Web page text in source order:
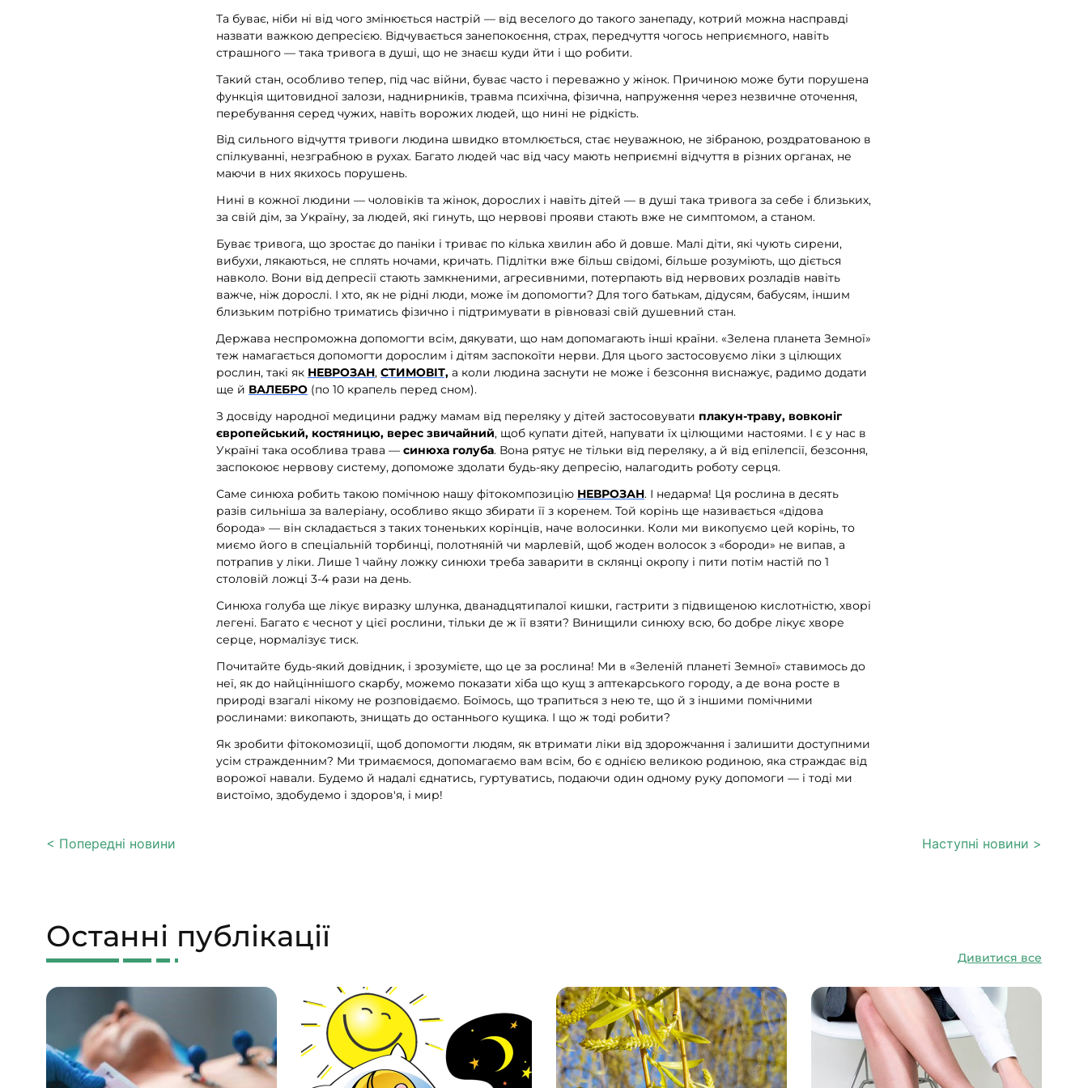
Та буває, ніби ні від чого змінюється настрій — від веселого до такого занепаду, котрий можна насправді
назвати важкою депресією. Відчувається занепокоєння, страх, передчуття чогось неприємного, навіть
страшного — така тривога в душі, що не знаєш куди йти і що робити.
Такий стан, особливо тепер, під час війни, буває часто і переважно у жінок. Причиною може бути порушена
функція щитовидної залози, наднирників, травма психічна, фізична, напруження через незвичне оточення,
перебування серед чужих, навіть ворожих людей, що нині не рідкість.
Від сильного відчуття тривоги людина швидко втомлюється, стає неуважною, не зібраною, роздратованою в
спілкуванні, незграбною в рухах. Багато людей час від часу мають неприємні відчуття в різних органах, не
маючи в них якихось порушень.
Нині в кожної людини — чоловіків та жінок, дорослих і навіть дітей — в душі така тривога за себе і близьких,
за свій дім, за Україну, за людей, які гинуть, що нервові прояви стають вже не симптомом, а станом.
Буває тривога, що зростає до паніки і триває по кілька хвилин або й довше. Малі діти, які чують сирени,
вибухи, лякаються, не сплять ночами, кричать. Підлітки вже більш свідомі, більше розуміють, що діється
навколо. Вони від депресії стають замкненими, агресивними, потерпають від нервових розладів навіть
важче, ніж дорослі. І хто, як не рідні люди, може їм допомогти? Для того батькам, дідусям, бабусям, іншим
близьким потрібно триматись фізично і підтримувати в рівновазі свій душевний стан.
Держава неспроможна допомогти всім, дякувати, що нам допомагають інші країни. «Зелена планета Земної»
теж намагається допомогти дорослим і дітям заспокоїти нерви. Для цього застосовуємо ліки з цілющих
рослин, такі як НЕВРОЗАН, СТИМОВІТ, а коли людина заснути не може і безсоння виснажує, радимо додати
ще й ВАЛЕБРО (по 10 крапель перед сном).
З досвіду народної медицини раджу мамам від переляку у дітей застосовувати плакун-траву, вовконіг
європейський, костяницю, верес звичайний, щоб купати дітей, напувати їх цілющими настоями. І є у нас в
Україні така особлива трава — синюха голуба. Вона рятує не тільки від переляку, а й від епілепсії, безсоння,
заспокоює нервову систему, допоможе здолати будь-яку депресію, налагодить роботу серця.
Саме синюха робить такою помічною нашу фітокомпозицію НЕВРОЗАН. І недарма! Ця рослина в десять
разів сильніша за валеріану, особливо якщо збирати її з коренем. Той корінь ще називається «дідова
борода» — він складається з таких тоненьких корінців, наче волосинки. Коли ми викопуємо цей корінь, то
миємо його в спеціальній торбинці, полотняній чи марлевій, щоб жоден волосок з «бороди» не випав, а
потрапив у ліки. Лише 1 чайну ложку синюхи треба заварити в склянці окропу і пити потім настій по 1
столовій ложці 3-4 рази на день.
Синюха голуба ще лікує виразку шлунка, дванадцятипалої кишки, гастрити з підвищеною кислотністю, хворі
легені. Багато є чеснот у цієї рослини, тільки де ж її взяти? Винищили синюху всю, бо добре лікує хворе
серце, нормалізує тиск.
Почитайте будь-який довідник, і зрозумієте, що це за рослина! Ми в «Зеленій планеті Земної» ставимось до
неї, як до найціннішого скарбу, можемо показати хіба що кущ з аптекарського городу, а де вона росте в
природі взагалі нікому не розповідаємо. Боїмось, що трапиться з нею те, що й з іншими помічними
рослинами: викопають, знищать до останнього кущика. І що ж тоді робити?
Як зробити фітокомозиції, щоб допомогти людям, як втримати ліки від здорожчання і залишити доступними
усім стражденним? Ми тримаємося, допомагаємо вам всім, бо є однією великою родиною, яка страждає від
ворожої навали. Будемо й надалі єднатись, гуртуватись, подаючи один одному руку допомоги — і тоді ми
вистоїмо, здобудемо і здоров'я, і мир!
< Попередні новини Наступні новини >
Дивитися все
Останні публікації